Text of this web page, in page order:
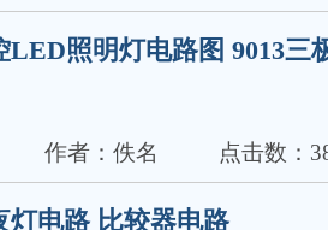
LED照明灯电路图 9013三
作者：佚名 点击数：
灯电路 比较器电路